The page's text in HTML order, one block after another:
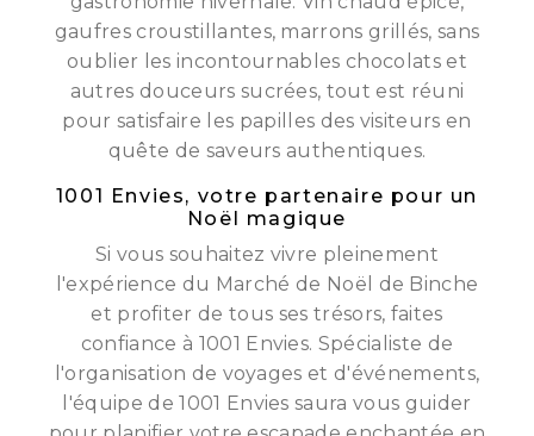
gaufres croustillantes, marrons grillés, sans
oublier les incontournables chocolats et
autres douceurs sucrées, tout est réuni
pour satisfaire les papilles des visiteurs en
quête de saveurs authentiques.
1001 Envies, votre partenaire pour un
Noël magique
Si vous souhaitez vivre pleinement
l'expérience du Marché de Noël de Binche
et profiter de tous ses trésors, faites
confiance à 1001 Envies. Spécialiste de
l'organisation de voyages et d'événements,
l'équipe de 1001 Envies saura vous guider